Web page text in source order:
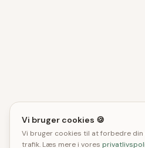
Vi bruger cookies 🍪
Vi bruger cookies til at forbedre
trafik. Læs mere i vores